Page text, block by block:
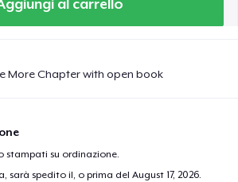
al carrello
More Chapter with open book
stampati su ordinazione.
sarà spedito il, o prima delAugust 17, 2026.